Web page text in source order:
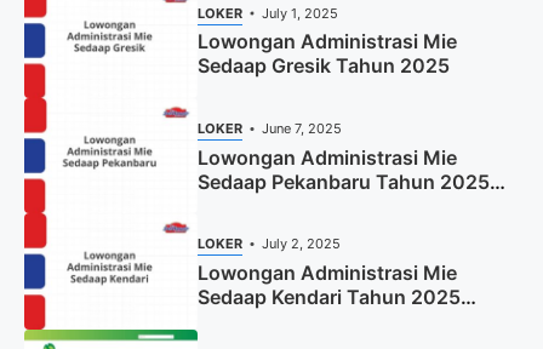
LOKER July 1, 2025
Lowongan Administrasi Mie
Sedaap Gresik Tahun 2025
LOKER June 7, 2025
Lowongan Administrasi Mie
Sedaap Pekanbaru Tahun 2025
LOKER July 2, 2025
Lowongan Administrasi Mie
Sedaap Kendari Tahun 2025